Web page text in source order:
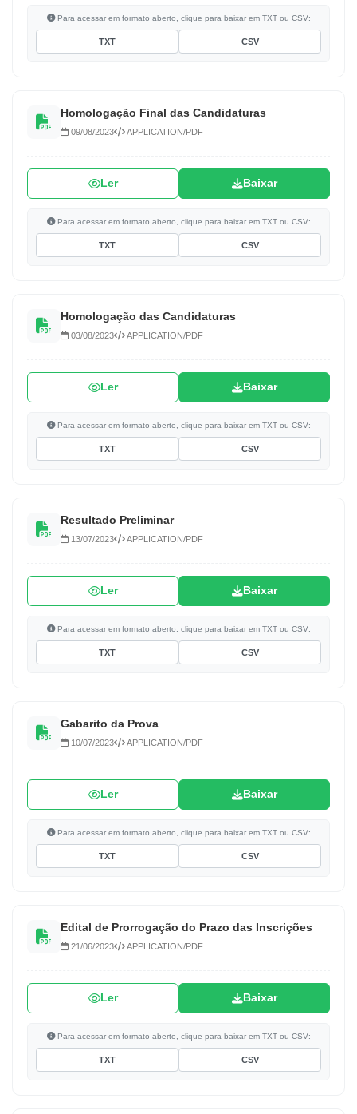
Para acessar em formato aberto, clique para baixar em TXT ou CSV:
TXT CSV
Homologação Final das Candidaturas
09/08/2023 APPLICATION/PDF
Ler Baixar
Para acessar em formato aberto, clique para baixar em TXT ou CSV:
TXT CSV
Homologação das Candidaturas
03/08/2023 APPLICATION/PDF
Ler Baixar
Para acessar em formato aberto, clique para baixar em TXT ou CSV:
TXT CSV
Resultado Preliminar
13/07/2023 APPLICATION/PDF
Ler Baixar
Para acessar em formato aberto, clique para baixar em TXT ou CSV:
TXT CSV
Gabarito da Prova
10/07/2023 APPLICATION/PDF
Ler Baixar
Para acessar em formato aberto, clique para baixar em TXT ou CSV:
TXT CSV
Edital de Prorrogação do Prazo das Inscrições
21/06/2023 APPLICATION/PDF
Ler Baixar
Para acessar em formato aberto, clique para baixar em TXT ou CSV:
TXT CSV